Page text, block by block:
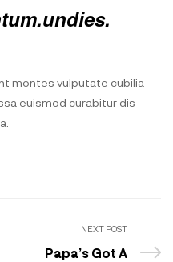
montes vulputate cubilia
euismod curabitur dis
NEXT POST
Papa’s Got A